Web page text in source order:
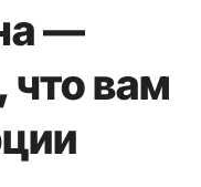
—
вам